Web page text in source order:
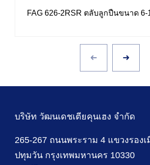
FAG 626-2RSR ตลับลูกปืนขนาด 6-
บริษัท วัฒนเดชเตียคุนเฮง จำกัด
265-267 ถนนพระราม 4 แขวงรองเ
ปทุมวัน กรุงเทพมหานคร 10330